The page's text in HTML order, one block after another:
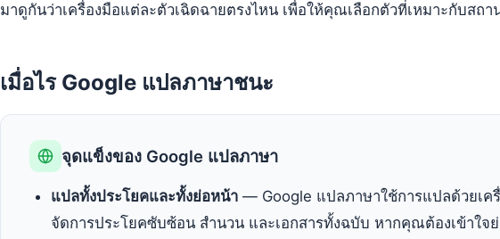
มาดูกันว่าเครื่องมือแต่ละตัวเฉิดฉายตรงไหน เพื่อให้คุณเลือกตัวที่เหมาะกับสถ
เมื่อไร Google แปลภาษาชนะ
จุดแข็งของ Google แปลภาษา
แปลทั้งประโยคและทั้งย่อหน้า — Google แปลภาษาใช้การแปลด้วยเค
จัดการประโยคซับซ้อน สำนวน และเอกสารทั้งฉบับ หากคุณต้องเข้าใจ